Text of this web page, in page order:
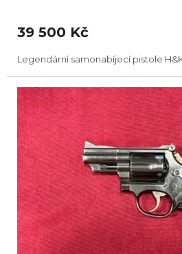
39 500 Kč
Legendární samonabíjecí pistole